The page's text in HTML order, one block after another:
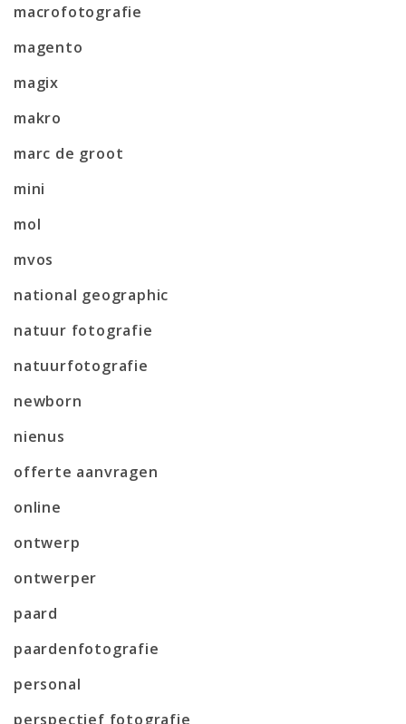
macrofotografie
magento
magix
makro
marc de groot
mini
mol
mvos
national geographic
natuur fotografie
natuurfotografie
newborn
nienus
offerte aanvragen
online
ontwerp
ontwerper
paard
paardenfotografie
personal
perspectief fotografie